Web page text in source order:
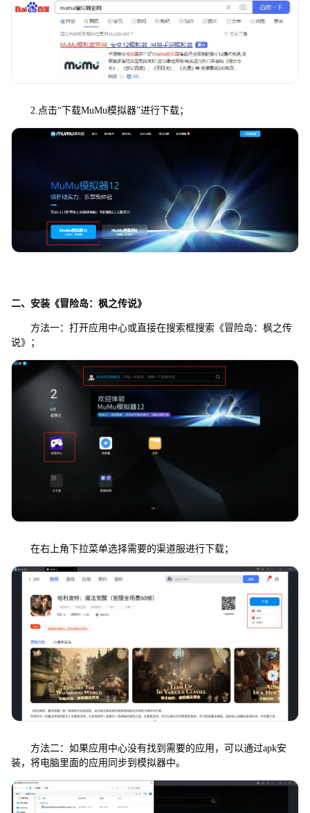
2.点击“下载MuMu模拟器”进行下载；
二、安装《冒险岛：枫之传说》
方法一：打开应用中心或直接在搜索框搜索《冒险岛：枫之传
说》；
在右上角下拉菜单选择需要的渠道服进行下载；
方法二：如果应用中心没有找到需要的应用，可以通过apk安
装，将电脑里面的应用同步到模拟器中。